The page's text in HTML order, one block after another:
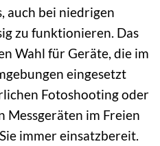
auch bei niedrigen
zu funktionieren. Das
Wahl für Geräte, die im
eingesetzt
Fotoshooting oder
Messgeräten im Freien
immer einsatzbereit.